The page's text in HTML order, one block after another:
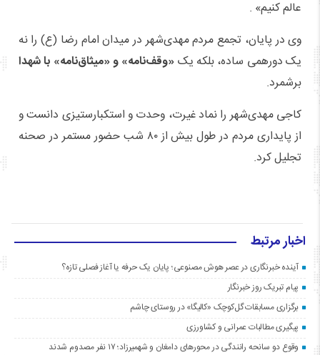
عالم کنیم» .
وی در پایان، تجمع مردم مهدی‌شهر در میدان امام رضا (ع) را نه
یک دورهمی ساده، بلکه یک«وقف‌نامه» و «میثاق‌نامه» با شهدا
برشمرد.
کاجی مهدی‌شهر را نماد غیرت، وحدت و استکبارستیزی دانست و
از پایداری مردم در طول بیش از ۸۰ شب حضور مستمر در صحنه
تجلیل کرد.
اخبار مرتبط
آینده خبرنگاری در عصر هوش مصنوعی؛ پایان یک حرفه یا آغاز فصلی تازه؟
پیام تبریک روز خبرنگار
برگزاری مسابقات گل‌کوچک «کالیگا» در روستای چاشم
پیگیری مطالبات عمرانی و کشاورزی
وقوع دو سانحه رانندگی در محورهای دامغان و شهمیرزاد؛ ۱۷ نفر مصدوم شدند